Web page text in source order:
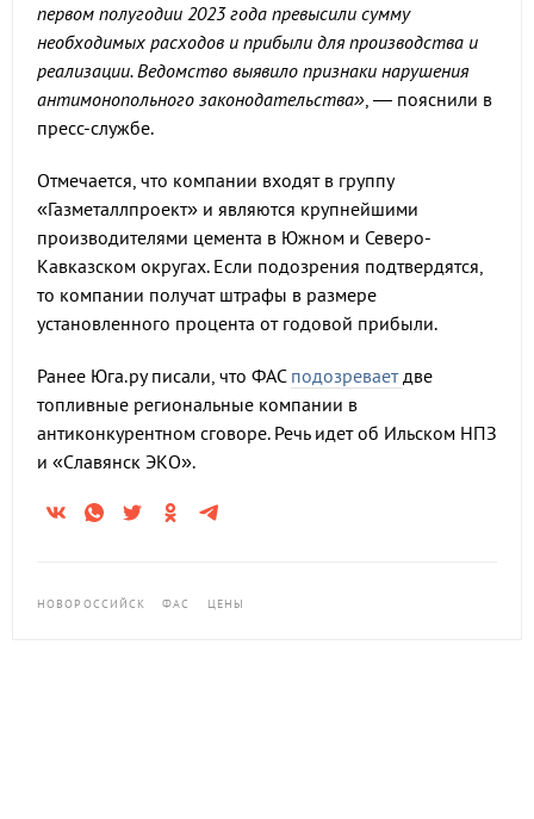
первом полугодии 2023 года превысили сумму
необходимых расходов и прибыли для производства и
реализации. Ведомство выявило признаки нарушения
антимонопольного законодательства», — пояснили в
пресс-службе.
Отмечается, что компании входят в группу
«Газметаллпроект» и являются крупнейшими
производителями цемента в Южном и Северо-
Кавказском округах. Если подозрения подтвердятся,
то компании получат штрафы в размере
установленного процента от годовой прибыли.
Ранее Юга.ру писали, что ФАС подозреваетдве
топливные региональные компании в
антиконкурентном сговоре. Речь идет об Ильском НПЗ
и «Славянск ЭКО».
НОВОРОССИЙСК ФАС ЦЕНЫ